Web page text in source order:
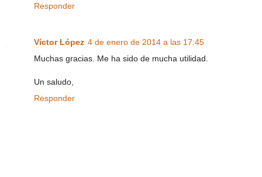
Responder
Víctor López 4 de enero de 2014 a las 17:45
Muchas gracias. Me ha sido de mucha utilidad.
Un saludo,
Responder